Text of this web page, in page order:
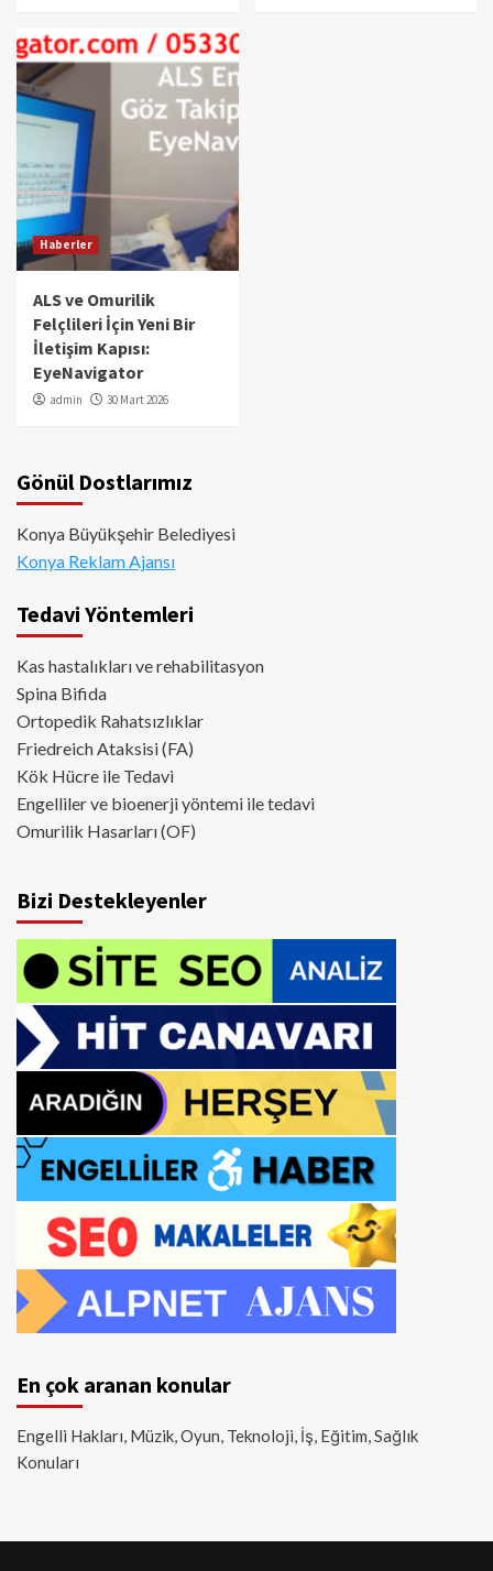
Haberler
ALS ve Omurilik
Felçlileri İçin Yeni Bir
İletişim Kapısı:
EyeNavigator
admin 30 Mart 2026
Gönül Dostlarımız
Konya Büyükşehir Belediyesi
Konya Reklam Ajansı
Tedavi Yöntemleri
Kas hastalıkları ve rehabilitasyon
Spina Bifida
Ortopedik Rahatsızlıklar
Friedreich Ataksisi (FA)
Kök Hücre ile Tedavi
Engelliler ve bioenerji yöntemi ile tedavi
Omurilik Hasarları (OF)
Bizi Destekleyenler
En çok aranan konular
Engelli Hakları, Müzik, Oyun, Teknoloji, İş, Eğitim, Sağlık
Konuları